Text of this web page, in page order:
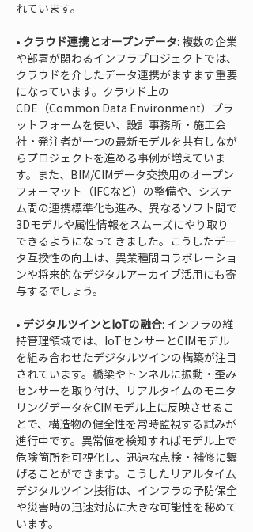
• クラウド連携とオープンデータ: 複数の企業
や部署が関わるインフラプロジェクトでは、
クラウドを介したデータ連携がますます重要
になっています。クラウド上の
CDE（Common Data Environment）プラ
ットフォームを使い、設計事務所・施工会
社・発注者が一つの最新モデルを共有しなが
らプロジェクトを進める事例が増えていま
す。また、BIM/CIMデータ交換用のオープン
フォーマット（IFCなど）の整備や、システ
ム間の連携標準化も進み、異なるソフト間で
3Dモデルや属性情報をスムーズにやり取り
できるようになってきました。こうしたデー
タ互換性の向上は、異業種間コラボレーショ
ンや将来的なデジタルアーカイブ活用にも寄
• デジタルツインとIoTの融合: インフラの維
持管理領域では、IoTセンサーとCIMモデル
を組み合わせたデジタルツインの構築が注目
されています。橋梁やトンネルに振動・歪み
センサーを取り付け、リアルタイムのモニタ
リングデータをCIMモデル上に反映させるこ
とで、構造物の健全性を常時監視する試みが
進行中です。異常値を検知すればモデル上で
危険箇所を可視化し、迅速な点検・補修に繋
げることができます。こうしたリアルタイム
デジタルツイン技術は、インフラの予防保全
や災害時の迅速対応に大きな可能性を秘めて
います。